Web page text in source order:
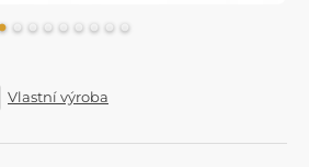
Vlastní výroba